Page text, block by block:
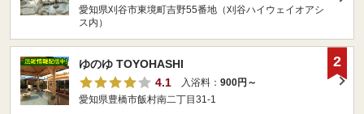
愛知県刈谷市東境町吉野55番地（刈谷ハイウェイオアシ
ス内）
ゆのゆ TOYOHASHI
4.1
入浴料： 900円～
愛知県豊橋市飯村南二丁目31-1
2